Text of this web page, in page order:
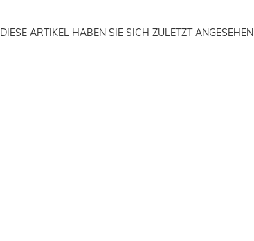
DIESE ARTIKEL HABEN SIE SICH ZULETZT ANGESEHEN